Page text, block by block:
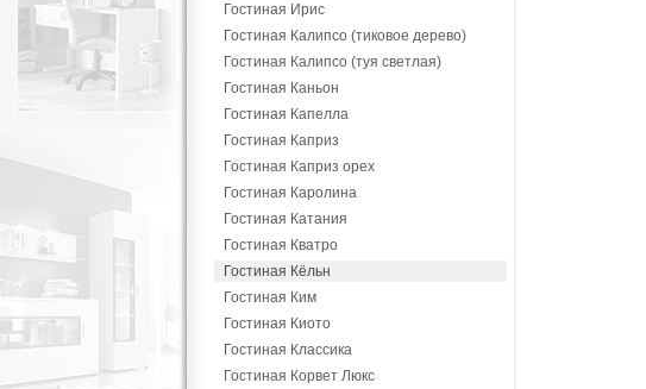
Гостиная Ирис
Гостиная Калипсо (тиковое дерево)
Гостиная Калипсо (туя светлая)
Гостиная Каньон
Гостиная Капелла
Гостиная Каприз
Гостиная Каприз орех
Гостиная Каролина
Гостиная Катания
Гостиная Кватро
Гостиная Кёльн
Гостиная Ким
Гостиная Киото
Гостиная Классика
Гостиная Корвет Люкс